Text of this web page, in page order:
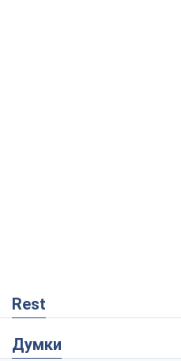
Rest
Думки